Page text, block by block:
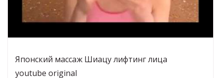
Японский массаж Шиацу лифтинг лица
youtube original